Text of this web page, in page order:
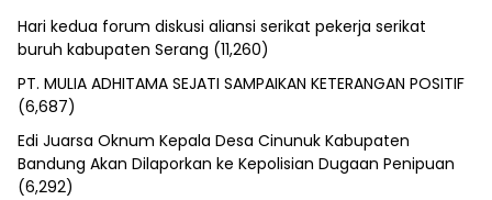
Hari kedua forum diskusi aliansi serikat pekerja serikat
buruh kabupaten Serang (11,260)
PT. MULIA ADHITAMA SEJATI SAMPAIKAN KETERANGAN POSITIF
(6,687)
Edi Juarsa Oknum Kepala Desa Cinunuk Kabupaten
Bandung Akan Dilaporkan ke Kepolisian Dugaan Penipuan
(6,292)